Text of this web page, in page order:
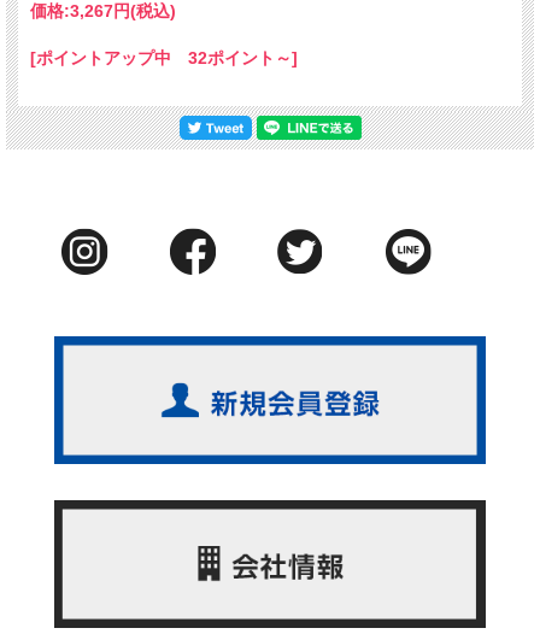
価格:3,267円(税込)
[ポイントアップ中 32ポイント～]